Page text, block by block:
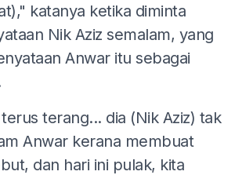
katanya ketika diminta
Nik Aziz semalam, yang
Anwar itu sebagai
terang... dia (Nik Aziz) tak
Anwar kerana membuat
dan hari ini pulak, kita